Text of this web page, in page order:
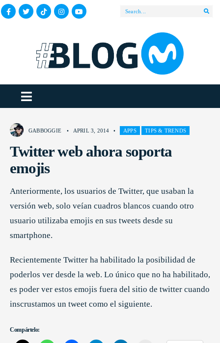
GABBOGGIE • APRIL 3, 2014 • APPS TIPS & TRENDS
Twitter web ahora soporta
emojis
Anteriormente, los usuarios de Twitter, que usaban la
versión web, solo veían cuadros blancos cuando otro
usuario utilizaba emojis en sus tweets desde su
smartphone.
Recientemente Twitter ha habilitado la posibilidad de
poderlos ver desde la web. Lo único que no ha habilitado,
es poder ver estos emojis fuera del sitio de twitter cuando
inscrustamos un tweet como el siguiente.
Compártelo: